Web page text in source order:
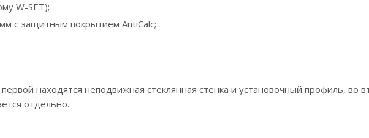
W-SET);
с защитным покрытием AntiCalc;
находятся неподвижная стеклянная стенка и установочный профиль, во
отдельно.